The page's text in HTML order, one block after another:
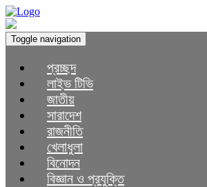
Toggle navigation
প্রচ্ছদ
লাইভ টিভি
জাতীয়
সারাদেশ
রাজনীতি
খেলাধুলা
বিনোদন
বিজ্ঞান ও প্রযুক্তি